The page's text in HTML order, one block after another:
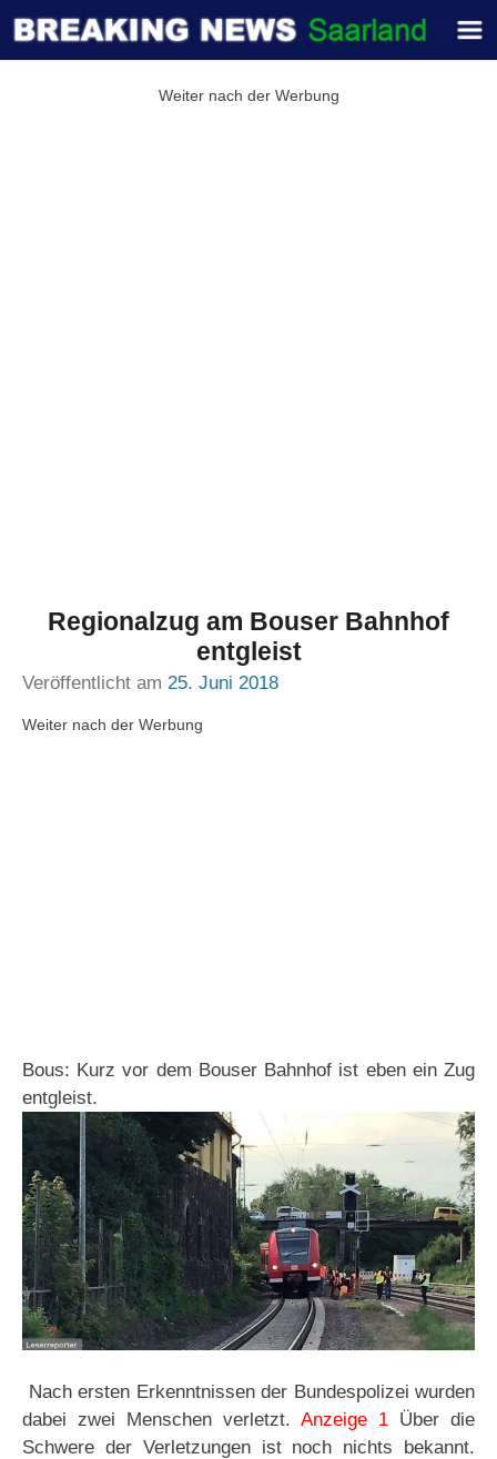
Weiter nach der Werbung
Regionalzug am Bouser Bahnhof
entgleist
Veröffentlicht am 25. Juni 2018
Weiter nach der Werbung
Bous: Kurz vor dem Bouser Bahnhof ist eben ein Zug
entgleist.
Nach ersten Erkenntnissen der Bundespolizei wurden
dabei zwei Menschen verletzt. Anzeige 1 Über die
Schwere der Verletzungen ist noch nichts bekannt.